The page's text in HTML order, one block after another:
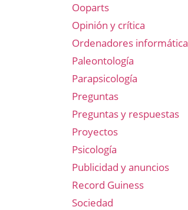
Ooparts
Opinión y crítica
Ordenadores informática
Paleontología
Parapsicología
Preguntas
Preguntas y respuestas
Proyectos
Psicología
Publicidad y anuncios
Record Guiness
Sociedad